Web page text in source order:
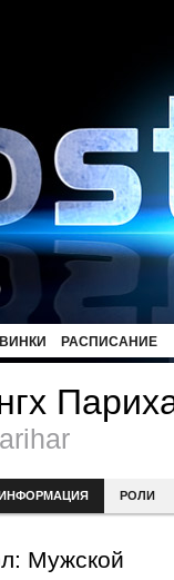
РАСПИСАНИЕ
РОЛИ
Мужской